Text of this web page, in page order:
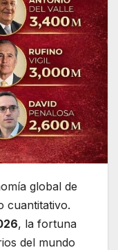
global de
cuantitativo.
, la fortuna
del mundo